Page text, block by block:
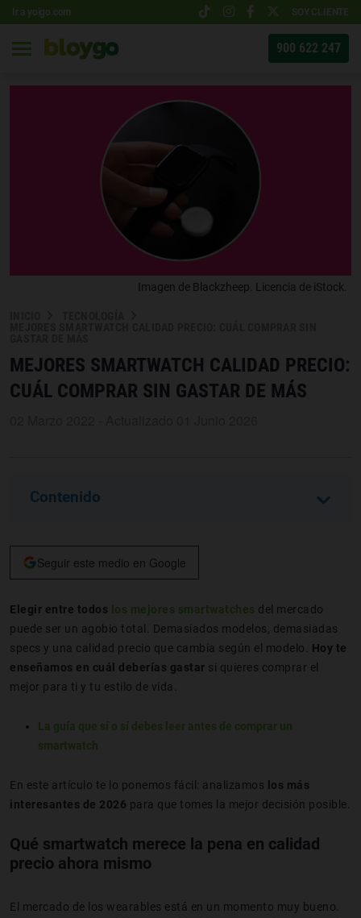
Ir a yoigo.com SOY CLIENTE
900 622 247
MEJORES SMARTWATCH CALIDAD PRECIO:
CUÁL COMPRAR SIN GASTAR DE MÁS
Imagen de Blackzheep. Licencia de iStock.
Contenido
Seguir este medio en Google
Elegir entre todos los mejores smartwatches del mercado
puede ser un agobio total. Demasiados modelos, demasiadas
specs y una calidad precio que cambia según el modelo. Hoy te
enseñamos en cuál deberías gastar si quieres comprar el
mejor para ti y tu estilo de vida.
La guía que sí o sí debes leer antes de comprar un
smartwatch
En este artículo te lo ponemos fácil: analizamos
los más
interesantes de 2026 para que tomes la mejor decisión posible.
Qué smartwatch merece la pena en calidad
precio ahora mismo
El mercado de los wearables está en un momento muy bueno.